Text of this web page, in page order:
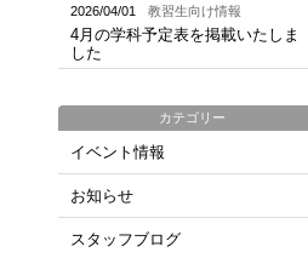
2026/04/01 教習生向け情報
4月の学科予定表を掲載いたしま
した
カテゴリー
イベント情報
お知らせ
スタッフブログ